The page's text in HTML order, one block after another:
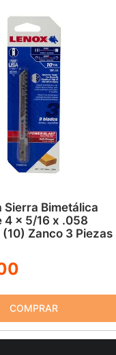
Sierra Bimetálica
4 x 5/16 x .058
Zanco 3 Piezas